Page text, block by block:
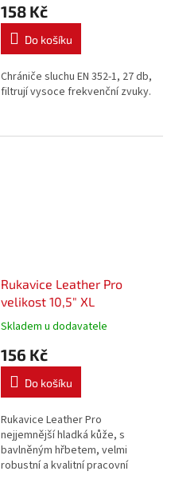
158 Kč
Do košíku
Chrániče sluchu EN 352-1, 27 db,
filtrují vysoce frekvenční zvuky.
Rukavice Leather Pro
velikost 10,5" XL
Skladem u dodavatele
156 Kč
Do košíku
Rukavice Leather Pro
nejjemnější hladká kůže, s
bavlněným hřbetem, velmi
robustní a kvalitní pracovní